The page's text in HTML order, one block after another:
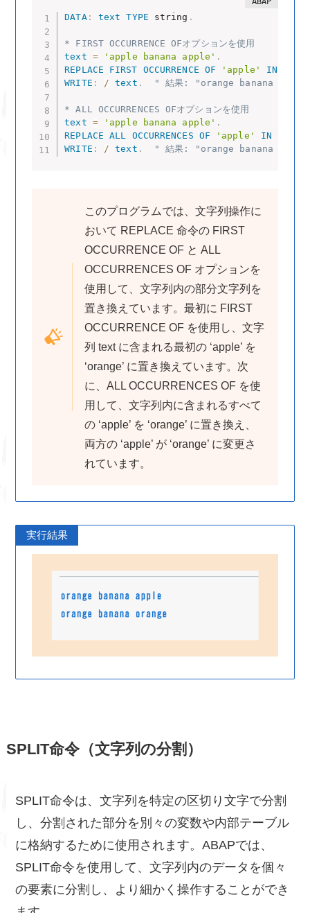
DATA: text TYPE string .
* FIRST OCCURRENCE OFオプションを使用
text = 'apple banana apple' .
REPLACE
FIRST OCCURRENCE OF 'apple' IN
WRITE : / text . " 結果: "orange banana
* ALL OCCURRENCES OFオプションを使用
text = 'apple banana apple' .
REPLACE
ALL OCCURRENCES OF 'apple' IN text
WRITE : / text . " 結果: "orange banana
このプログラムでは、文字列操作に
おいて REPLACE 命令の FIRST
OCCURRENCE OF と ALL
OCCURRENCES OF オプションを
使用して、文字列内の部分文字列を
置き換えています。最初に FIRST
OCCURRENCE OF を使用し、文字
列 text に含まれる最初の ‘apple’ を
‘orange’ に置き換えています。次
に、ALL OCCURRENCES OF を使
用して、文字列内に含まれるすべて
の ‘apple’ を ‘orange’ に置き換え、
両方の ‘apple’ が ‘orange’ に変更さ
れています。
実行結果
SPLIT命令（文字列の分割）
SPLIT命令は、文字列を特定の区切り文字で分割
し、分割された部分を別々の変数や内部テーブル
に格納するために使用されます。ABAPでは、
SPLIT命令を使用して、文字列内のデータを個々
の要素に分割し、より細かく操作することができ